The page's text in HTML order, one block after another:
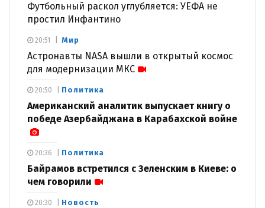
Футбольный раскол углубляется: УЕФА не
простил Инфантино
Мир
Астронавты NASA вышли в открытый космос
для модернизации МКС
20:51
Политика
Американский аналитик выпускает книгу о
победе Азербайджана в Карабахской войне
20:50
Политика
Байрамов встретился с Зеленским в Киеве: о
чем говорили
20:36
Новость
20:30